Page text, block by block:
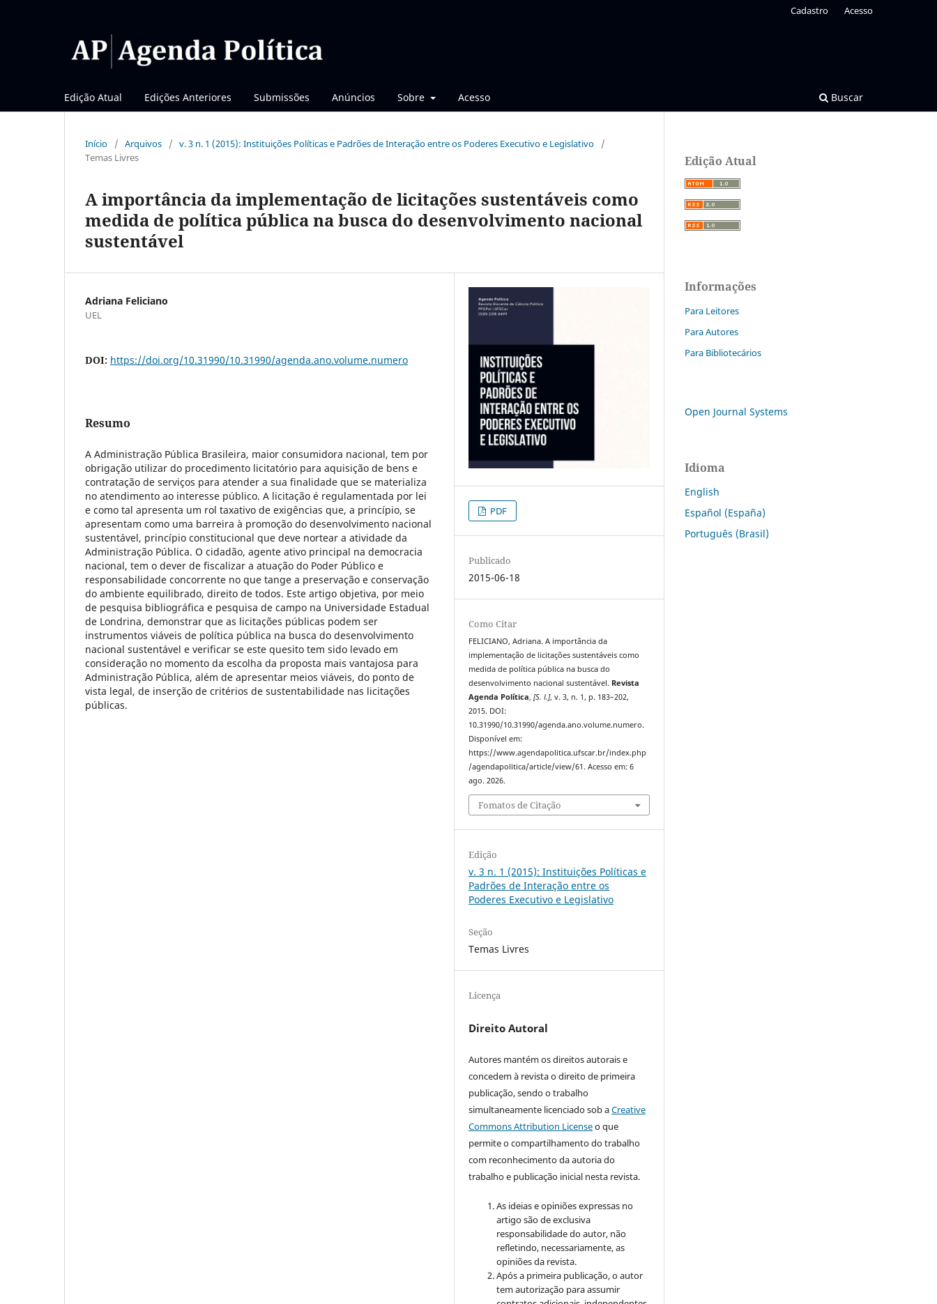
Edição Atual Edições Anteriores Submissões Anúncios Sobre Acesso Buscar
Cadastro Acesso
Início / Arquivos / v. 3 n. 1 (2015): Instituições Políticas e Padrões de Interação entre os Poderes Executivo e Legislativo
/
Temas Livres
A importância da implementação de licitações sustentáveis como
medida de política pública na busca do desenvolvimento nacional
sustentável
Adriana Feliciano
UEL
DOI: https://doi.org/10.31990/10.31990/agenda.ano.volume.numero
Resumo
A Administração Pública Brasileira, maior consumidora nacional, tem por
obrigação utilizar do procedimento licitatório para aquisição de bens e
contratação de serviços para atender a sua finalidade que se materializa
no atendimento ao interesse público. A licitação é regulamentada por lei
e como tal apresenta um rol taxativo de exigências que, a princípio, se
apresentam como uma barreira à promoção do desenvolvimento nacional
sustentável, princípio constitucional que deve nortear a atividade da
Administração Pública. O cidadão, agente ativo principal na democracia
nacional, tem o dever de fiscalizar a atuação do Poder Público e
responsabilidade concorrente no que tange a preservação e conservação
do ambiente equilibrado, direito de todos. Este artigo objetiva, por meio
de pesquisa bibliográfica e pesquisa de campo na Universidade Estadual
de Londrina, demonstrar que as licitações públicas podem ser
instrumentos viáveis de política pública na busca do desenvolvimento
nacional sustentável e verificar se este quesito tem sido levado em
consideração no momento da escolha da proposta mais vantajosa para
Administração Pública, além de apresentar meios viáveis, do ponto de
vista legal, de inserção de critérios de sustentabilidade nas licitações
públicas.
PDF
Publicado
2015-06-18
Como Citar
FELICIANO, Adriana. A importância da
implementação de licitações sustentáveis como
medida de política pública na busca do
desenvolvimento nacional sustentável. Revista
Agenda Política,[S. l.], v. 3, n. 1, p. 183–202,
2015. DOI:
10.31990/10.31990/agenda.ano.volume.numero.
Disponível em:
https://www.agendapolitica.ufscar.br/index.php
/agendapolitica/article/view/61. Acesso em: 6
ago. 2026.
Fomatos de Citação
Edição
v. 3 n. 1 (2015): Instituições Políticas e
Padrões de Interação entre os
Poderes Executivo e Legislativo
Seção
Temas Livres
Licença
Direito Autoral
Autores mantém os direitos autorais e
concedem à revista o direito de primeira
publicação, sendo o trabalho
simultaneamente licenciado sob aCreative
Commons Attribution Licenseo que
permite o compartilhamento do trabalho
com reconhecimento da autoria do
trabalho e publicação inicial nesta revista.
As ideias e opiniões expressas no
artigo são de exclusiva
responsabilidade do autor, não
refletindo, necessariamente, as
opiniões da revista.
Após a primeira publicação, o autor
tem autorização para assumir
Edição Atual
Informações
Para Leitores
Para Autores
Para Bibliotecários
Open Journal Systems
Idioma
English
Español (España)
Português (Brasil)